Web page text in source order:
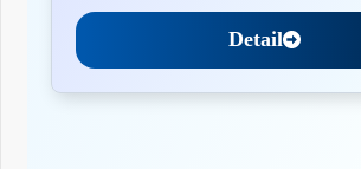
Detail